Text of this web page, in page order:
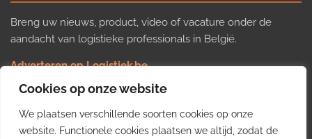
Cookies op onze website
We plaatsen verschillende soorten cookies op onze
website. Functionele cookies plaatsen we altijd, zodat de
Breng uw nieuws, product, video of vacature onder de
aandacht van logistieke professionals in België.
Adverteren op Logistiek.be
Nieuws insturen
Uw video op Logistiek.TV
Job plaatsen
Gratis wekelijkse update